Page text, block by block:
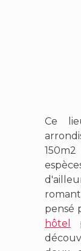
Ce
pensé
hôtel